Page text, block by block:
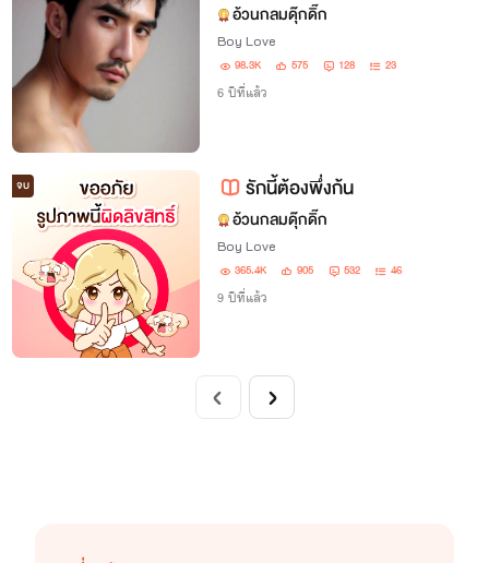
อ้วนกลมดุ๊กดิ๊ก
Boy Love
98.3K 575 128 23
6 ปีที่แล้ว
จบ รักนี้ต้องพึ่งก้น
อ้วนกลมดุ๊กดิ๊ก
Boy Love
365.4K 905 532 46
9 ปีที่แล้ว